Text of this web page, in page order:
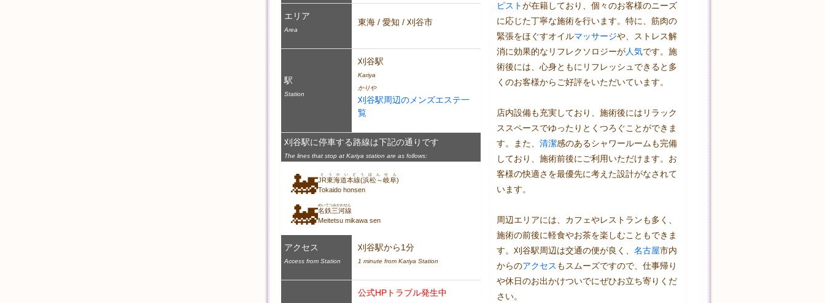
ピストが在籍しており、個々のお客様のニーズ
に応じた丁寧な施術を行います。特に、筋肉の
緊張をほぐすオイルマッサージや、ストレス解
消に効果的なリフレクソロジーが人気です。施
術後には、心身ともにリフレッシュできると多
くのお客様からご好評をいただいています。
店内設備も充実しており、施術後にはリラック
ススペースでゆったりとくつろぐことができま
す。また、 清潔感のあるシャワールームも完備
しており、施術前後にご利用いただけます。お
客様の快適さを最優先に考えた設計がなされて
います。
周辺エリアには、カフェやレストランも多く、
施術の前後に軽食やお茶を楽しむこともできま
す。刈谷駅周辺は交通の便が良く、 名古屋市内
からのアクセス もスムーズですので、仕事帰り
や休日のお出かけついでにぜひお立ち寄りくだ
さい。
エリア
Area
東海 / 愛知 / 刈谷市
駅
Station
刈谷駅
Kariya
かりや
刈谷駅周辺のメンズエステ一
覧
刈谷駅に停車する路線は下記の通りです
The lines that stop at Kariya station are as follows:
🚂JR東海道本線(浜松～岐阜)
とうかいどうほんせん
Tokaido honsen
🚂名鉄三河線
めいてつみかわせん
Meitetsu mikawa sen
アクセス
Access from Station
刈谷駅から1分
1 minute from Kariya Station
公式HPトラブル発生中